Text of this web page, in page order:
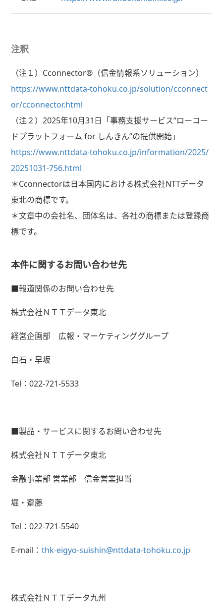
注釈
（注１） Cconnector®（信金情報系ソリューション）
https://www.nttdata-tohoku.co.jp/solution/cconnect
or/cconnector.html
（注２） 2025年10月31 日「事務支援サービス“ローコー
ドプラットフォーム for しんきん”の提供開始」
https://www.nttdata-tohoku.co.jp/information/2025/
20251031-756.html
＊Cconnectorは日本国内における株式会社NTTデータ
東北の商標です。
＊文章中の会社名、団体名は、各社の商標または登録商
標です。
本件に関するお問い合わせ先
■報道関係のお問い合わせ先
株式会社ＮＴＴデータ東北
経営企画部 広報・マーケティンググループ
白石・早坂
Tel： 022-721-5533
■製品・サービスに関するお問い合わせ先
株式会社ＮＴＴデータ東北
金融事業部 営業部 信金営業担当
堀・齋藤
Tel： 022-721-5540
E-mail： thk-eigyo-suishin@nttdata-tohoku.co.jp
株式会社ＮＴＴデータ九州